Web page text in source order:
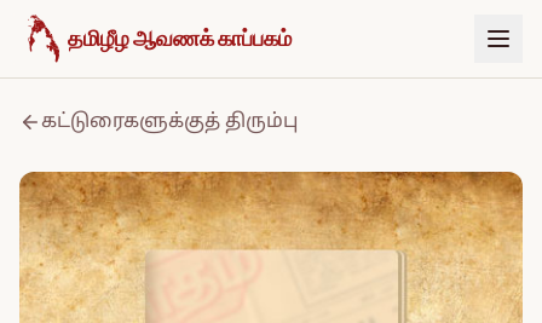
உள்ளடக்கத்திற்குச் செல்க
தமிழீழ ஆவணக் காப்பகம்
கட்டுரைகளுக்குத் திரும்பு